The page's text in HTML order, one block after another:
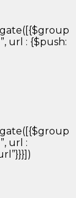
url : {$push:
url :